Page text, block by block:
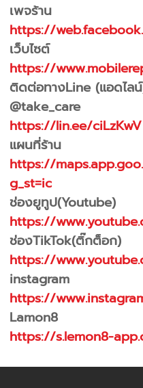
เพจร้าน
https://
เว็บไซต์
https://
ติดต่อทางLine (แอดไล
@take_care
https://lin.ee/ciLzKwV
แผนที่ร้าน
https://
g_st=ic
ช่องยูทูป(Youtube)
https://
ช่องTikTok(ติ๊กต็อก)
https://
instagram
https://
Lamon8
https://s.lemon8-